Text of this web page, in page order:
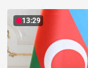
13:29